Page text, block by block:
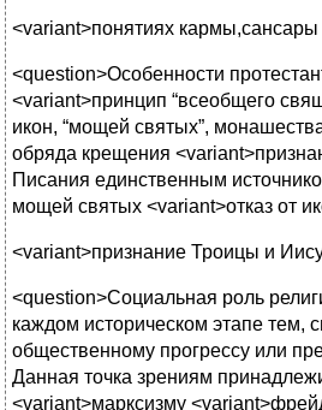
<variant>понятиях
<question>Особенности
<variant>принцип “всеобщего
икон, “мощей святых”,
обряда крещения
Писания единственным
мощей святых <variant>отказ от
<variant>признание Троицы и
<question>Социальная роль
каждом историческом этапе тем,
общественному прогрессу или
Данная точка зрениям
<variant>марксизму